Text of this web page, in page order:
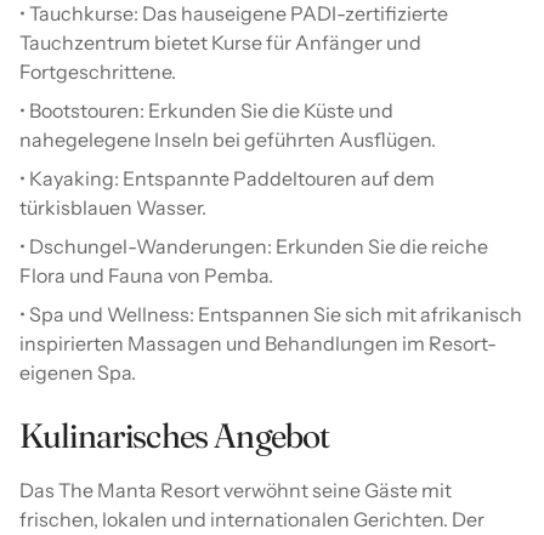
• Tauchkurse: Das hauseigene PADI-zertifizierte
Tauchzentrum bietet Kurse für Anfänger und
Fortgeschrittene.
• Bootstouren: Erkunden Sie die Küste und
nahegelegene Inseln bei geführten Ausflügen.
• Kayaking: Entspannte Paddeltouren auf dem
türkisblauen Wasser.
• Dschungel-Wanderungen: Erkunden Sie die reiche
Flora und Fauna von Pemba.
• Spa und Wellness: Entspannen Sie sich mit afrikanisch
inspirierten Massagen und Behandlungen im Resort-
eigenen Spa.
Kulinarisches Angebot
Das The Manta Resort verwöhnt seine Gäste mit
frischen, lokalen und internationalen Gerichten. Der